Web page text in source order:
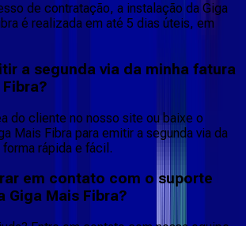
de contratação, a instalação da Giga
é realizada em até 5 dias úteis, em
a segunda via da minha fatura
do cliente no nosso site ou baixe o
Mais Fibra para emitir a segunda via da
forma rápida e fácil.
em contato com o suporte
Giga Mais Fibra?